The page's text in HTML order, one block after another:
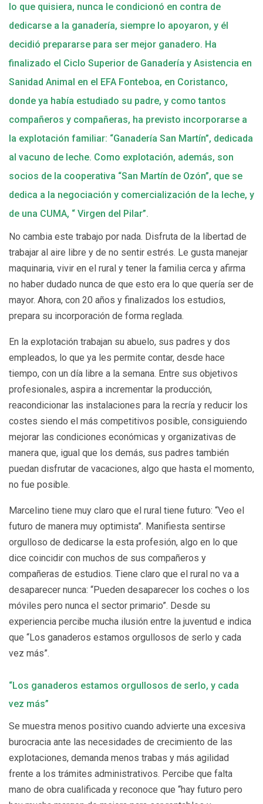
lo que quisiera, nunca le condicionó en contra de
dedicarse a la ganadería, siempre lo apoyaron, y él
decidió prepararse para ser mejor ganadero. Ha
finalizado el Ciclo Superior de Ganadería y Asistencia en
Sanidad Animal en el EFA Fonteboa, en Coristanco,
donde ya había estudiado su padre, y como tantos
compañeros y compañeras, ha previsto incorporarse a
la explotación familiar: “Ganadería San Martín”, dedicada
al vacuno de leche. Como explotación, además, son
socios de la cooperativa “San Martín de Ozón”, que se
dedica a la negociación y comercialización de la leche, y
de una CUMA, “ Virgen del Pilar”.
No cambia este trabajo por nada. Disfruta de la libertad de
trabajar al aire libre y de no sentir estrés. Le gusta manejar
maquinaria, vivir en el rural y tener la familia cerca y afirma
no haber dudado nunca de que esto era lo que quería ser de
mayor. Ahora, con 20 años y finalizados los estudios,
prepara su incorporación de forma reglada.
En la explotación trabajan su abuelo, sus padres y dos
empleados, lo que ya les permite contar, desde hace
tiempo, con un día libre a la semana. Entre sus objetivos
profesionales, aspira a incrementar la producción,
reacondicionar las instalaciones para la recría y reducir los
costes siendo el más competitivos posible, consiguiendo
mejorar las condiciones económicas y organizativas de
manera que, igual que los demás, sus padres también
puedan disfrutar de vacaciones, algo que hasta el momento,
no fue posible.
Marcelino tiene muy claro que el rural tiene futuro: “Veo el
futuro de manera muy optimista”. Manifiesta sentirse
orgulloso de dedicarse la esta profesión, algo en lo que
dice coincidir con muchos de sus compañeros y
compañeras de estudios. Tiene claro que el rural no va a
desaparecer nunca: “Pueden desaparecer los coches o los
móviles pero nunca el sector primario”. Desde su
experiencia percibe mucha ilusión entre la juventud e indica
que “Los ganaderos estamos orgullosos de serlo y cada
vez más”.
“Los ganaderos estamos orgullosos de serlo, y cada
vez más”
Se muestra menos positivo cuando advierte una excesiva
burocracia ante las necesidades de crecimiento de las
explotaciones, demanda menos trabas y más agilidad
frente a los trámites administrativos. Percibe que falta
mano de obra cualificada y reconoce que “hay futuro pero